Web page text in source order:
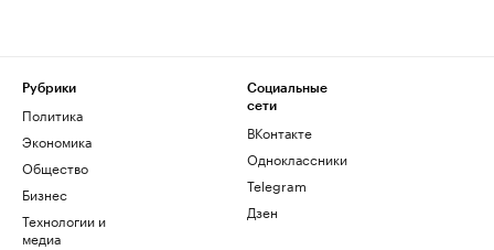
Рубрики
Политика
Экономика
Общество
Бизнес
Технологии и
медиа
Социальные
сети
ВКонтакте
Одноклассники
Telegram
Дзен